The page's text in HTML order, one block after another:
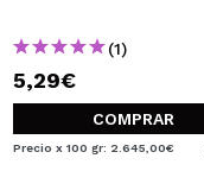
(1)
5,29€
COMPRAR
Precio x 100 gr: 2.645,00€